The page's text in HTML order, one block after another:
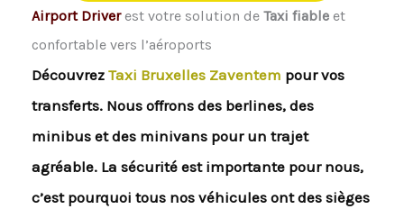
Airport Driverest votre solution de Taxi fiableet
confortable vers l’aéroports
Découvrez Taxi Bruxelles Zaventem pour vos
transferts. Nous offrons des berlines, des
minibus et des minivans pour un trajet
agréable. La sécurité est importante pour nous,
c’est pourquoi tous nos véhicules ont des sièges